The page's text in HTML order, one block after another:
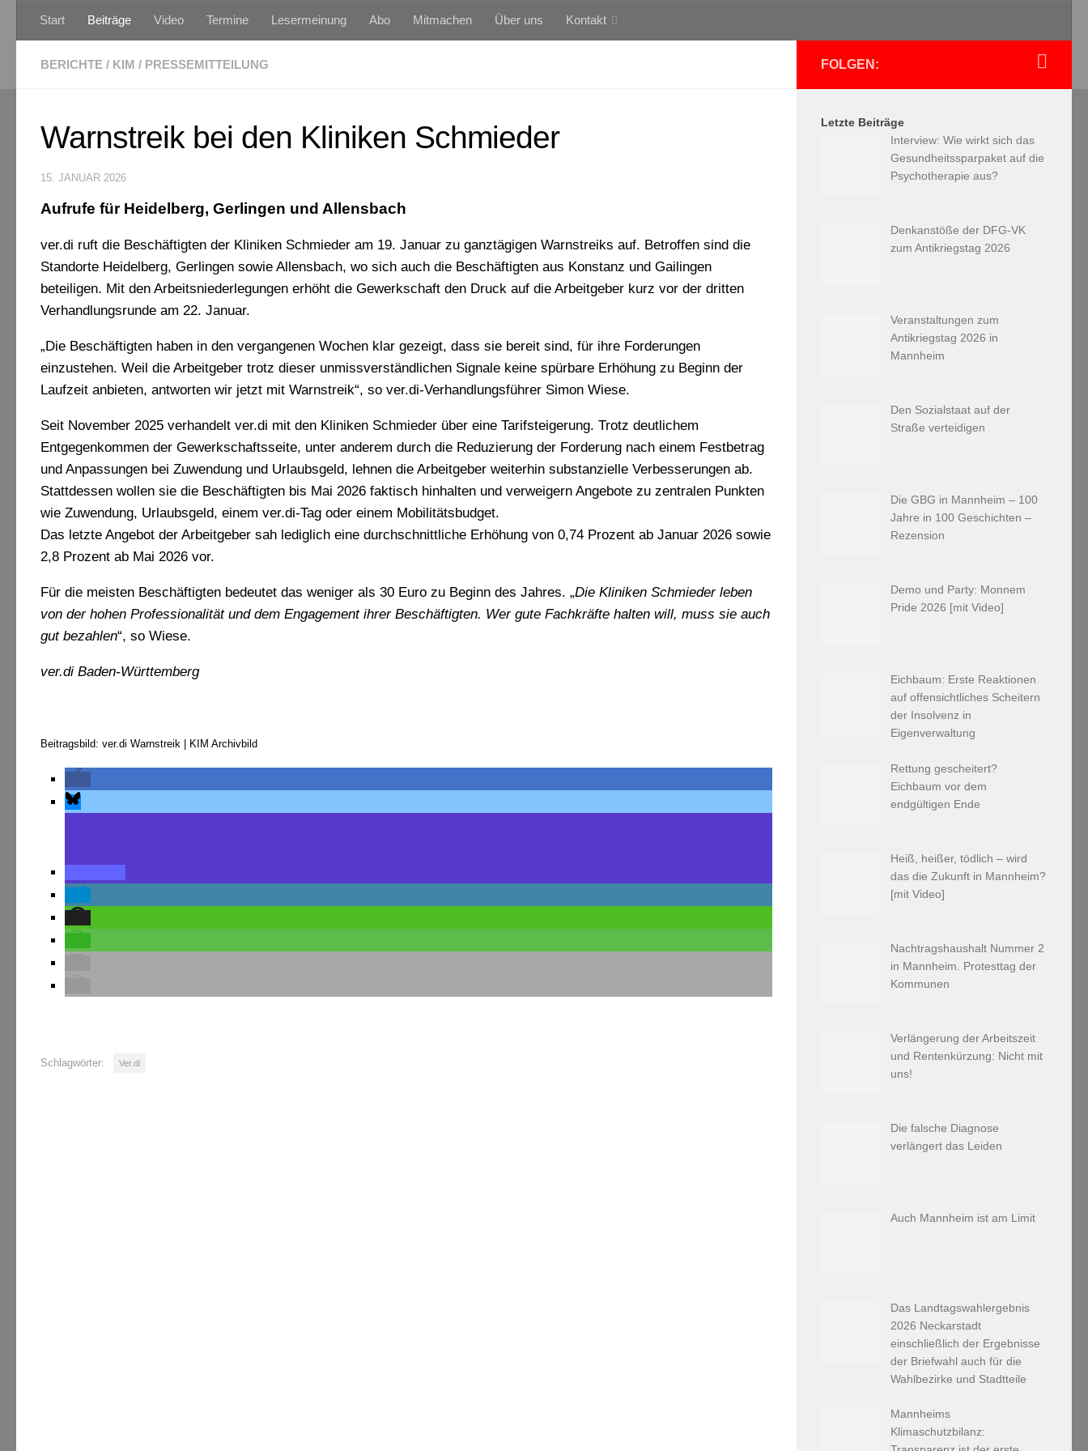
Zum Inhalt springen
Start Beiträge Video Termine Lesermeinung Abo Mitmachen Über uns Kontakt
BERICHTE / KIM / PRESSEMITTEILUNG
Warnstreik bei den Kliniken Schmieder
15. JANUAR 2026
Aufrufe für Heidelberg, Gerlingen und Allensbach
ver.di ruft die Beschäftigten der Kliniken Schmieder am 19. Januar zu ganztägigen Warnstreiks auf. Betroffen sind die
Standorte Heidelberg, Gerlingen sowie Allensbach, wo sich auch die Beschäftigten aus Konstanz und Gailingen
beteiligen. Mit den Arbeits­nie­derlegungen erhöht die Gewerkschaft den Druck auf die Arbeitgeber kurz vor der dritten
Verhandlungsrunde am 22. Januar.
„Die Beschäftigten haben in den vergangenen Wochen klar gezeigt, dass sie bereit sind, für ihre Forderungen
einzustehen. Weil die Arbeitgeber trotz dieser unmissverständlichen Signale keine spürbare Erhöhung zu Beginn der
Laufzeit anbieten, antworten wir jetzt mit Warnstreik“, so ver.di‑Verhand­lungs­führer Simon Wiese.
Seit November 2025 verhandelt ver.di mit den Kliniken Schmieder über eine Tarifsteigerung. Trotz deutlichem
Entgegenkommen der Gewerkschaftsseite, unter anderem durch die Reduzierung der Forderung nach einem Festbetrag
und Anpassungen bei Zuwendung und Urlaubsgeld, lehnen die Arbeitgeber weiterhin substanzielle Verbesserungen ab.
Stattdessen wollen sie die Beschäftigten bis Mai 2026 faktisch hinhalten und verweigern Angebote zu zentralen Punkten
wie Zuwendung, Urlaubsgeld, einem ver.di‑Tag oder einem Mobilitätsbudget.
Das letzte Angebot der Arbeitgeber sah lediglich eine durchschnittliche Erhöhung von 0,74 Prozent ab Januar 2026 sowie
2,8 Prozent ab Mai 2026 vor.
Für die meisten Beschäftigten bedeutet das weniger als 30 Euro zu Beginn des Jahres. „Die Kliniken Schmieder leben
von der hohen Professionalität und dem Engagement ihrer Beschäftigten. Wer gute Fachkräfte halten will, muss sie auch
gut bezahlen“, so Wiese.
ver.di Baden-Württemberg
Beitragsbild: ver.di Warnstreik | KIM Archivbild
Schlagwörter: Ver.di
FOLGEN:
Letzte Beiträge
Interview: Wie wirkt sich das
Gesundheitssparpaket auf die
Psychotherapie aus?
Denkanstöße der DFG-VK
zum Antikriegstag 2026
Veranstaltungen zum
Antikriegstag 2026 in
Mannheim
Den Sozialstaat auf der
Straße verteidigen
Die GBG in Mannheim – 100
Jahre in 100 Geschichten –
Rezension
Demo und Party: Monnem
Pride 2026 [mit Video]
Eichbaum: Erste Reaktionen
auf offensichtliches Scheitern
der Insolvenz in
Eigenverwaltung
Rettung gescheitert?
Eichbaum vor dem
endgültigen Ende
Heiß, heißer, tödlich – wird
das die Zukunft in Mannheim?
[mit Video]
Nachtragshaushalt Nummer 2
in Mannheim. Protesttag der
Kommunen
Verlängerung der Arbeitszeit
und Rentenkürzung: Nicht mit
uns!
Die falsche Diagnose
verlängert das Leiden
Auch Mannheim ist am Limit
Das Landtagswahlergebnis
2026 Neckarstadt
einschließlich der Ergebnisse
der Briefwahl auch für die
Wahlbezirke und Stadtteile
Mannheims
Klimaschutzbilanz: